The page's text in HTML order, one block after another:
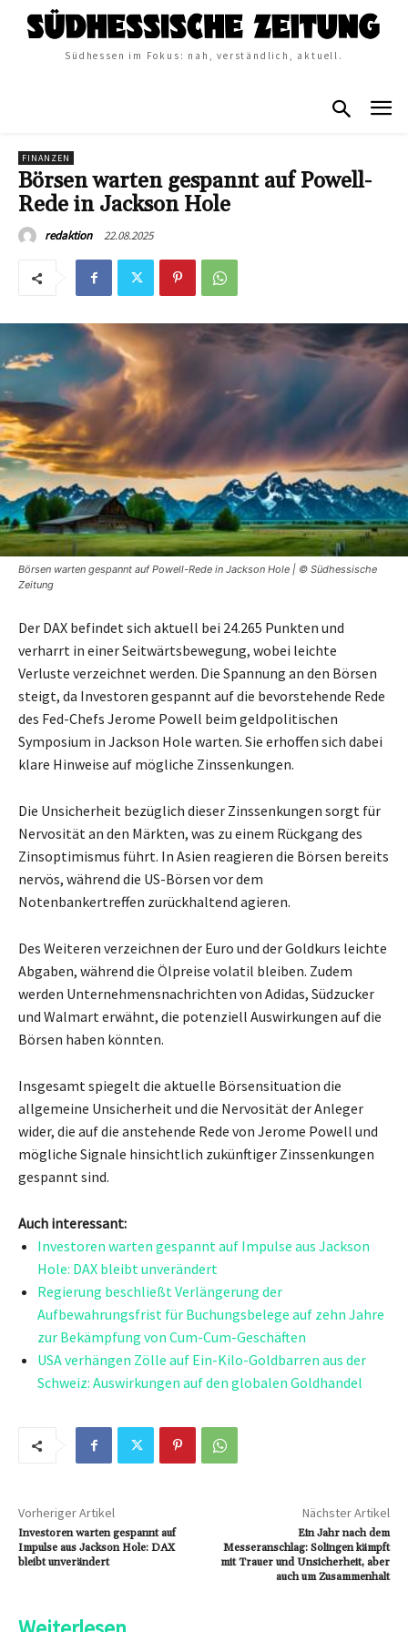
Südhessen im Fokus: nah, verständlich, aktuell.
FINANZEN
Börsen warten gespannt auf Powell-
Rede in Jackson Hole
redaktion 22.08.2025
Börsen warten gespannt auf Powell-Rede in Jackson Hole | © Südhessische
Zeitung
Der DAX befindet sich aktuell bei 24.265 Punkten und
verharrt in einer Seitwärtsbewegung, wobei leichte
Verluste verzeichnet werden. Die Spannung an den Börsen
steigt, da Investoren gespannt auf die bevorstehende Rede
des Fed-Chefs Jerome Powell beim geldpolitischen
Symposium in Jackson Hole warten. Sie erhoffen sich dabei
klare Hinweise auf mögliche Zinssenkungen.
Die Unsicherheit bezüglich dieser Zinssenkungen sorgt für
Nervosität an den Märkten, was zu einem Rückgang des
Zinsoptimismus führt. In Asien reagieren die Börsen bereits
nervös, während die US-Börsen vor dem
Notenbankertreffen zurückhaltend agieren.
Des Weiteren verzeichnen der Euro und der Goldkurs leichte
Abgaben, während die Ölpreise volatil bleiben. Zudem
werden Unternehmensnachrichten von Adidas, Südzucker
und Walmart erwähnt, die potenziell Auswirkungen auf die
Börsen haben könnten.
Insgesamt spiegelt die aktuelle Börsensituation die
allgemeine Unsicherheit und die Nervosität der Anleger
wider, die auf die anstehende Rede von Jerome Powell und
mögliche Signale hinsichtlich zukünftiger Zinssenkungen
gespannt sind.
Auch interessant:
Investoren warten gespannt auf Impulse aus Jackson
Hole: DAX bleibt unverändert
Regierung beschließt Verlängerung der
Aufbewahrungsfrist für Buchungsbelege auf zehn Jahre
zur Bekämpfung von Cum-Cum-Geschäften
USA verhängen Zölle auf Ein-Kilo-Goldbarren aus der
Schweiz: Auswirkungen auf den globalen Goldhandel
Vorheriger Artikel
Investoren warten gespannt auf
Impulse aus Jackson Hole: DAX
bleibt unverändert
Nächster Artikel
Ein Jahr nach dem
Messeranschlag: Solingen kämpft
mit Trauer und Unsicherheit, aber
auch um Zusammenhalt